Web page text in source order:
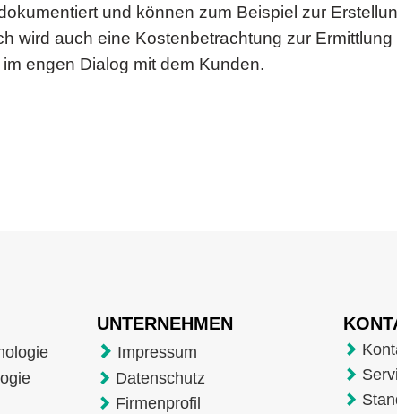
und können zum Beispiel zur
wird auch eine Kostenbetrachtung zur
engen Dialog mit dem Kunden.
UNTERNEHMEN
Impressum
Datenschutz
Firmenprofil